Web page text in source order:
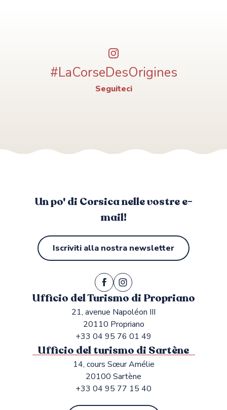
#LaCorseDesOrigines
Seguiteci
Un po' di Corsica nelle vostre e-
mail!
Iscriviti alla nostra newsletter
Ufficio del Turismo di Propriano
21, avenue Napoléon III
20110 Propriano
+33 04 95 76 01 49
Ufficio del turismo di Sartène
14, cours Sœur Amélie
20100 Sartène
+33 04 95 77 15 40